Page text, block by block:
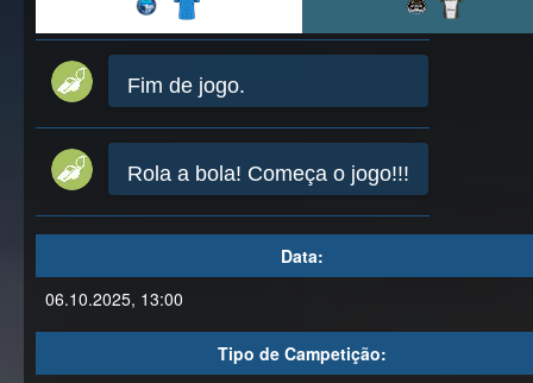
Fim de jogo.
Rola a bola! Começa o jogo!!!
Data:
06.10.2025, 13:00
Tipo de Campetição: